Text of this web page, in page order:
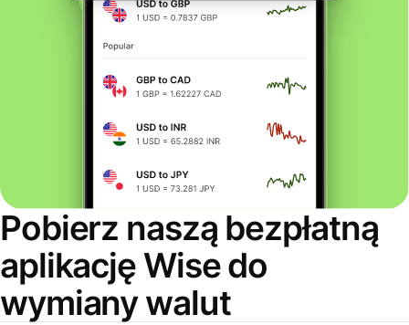
Pobierz naszą bezpłatną
aplikację Wise do
wymiany walut